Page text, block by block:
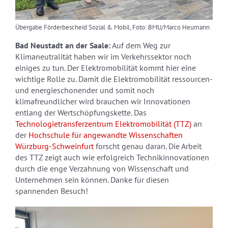
Übergabe Förderbescheid Sozial & Mobil, Foto: BMU/Marco Heumann
Bad Neustadt an der Saale:Auf dem Weg zur
Klimaneutralität haben wir im Verkehrssektor noch
einiges zu tun. Der Elektromobilität kommt hier eine
wichtige Rolle zu. Damit die Elektromobilität ressourcen-
und energieschonender und somit noch
klimafreundlicher wird brauchen wir Innovationen
entlang der Wertschöpfungskette. Das
Technologietransferzentrum Elektromobilität (TTZ) an
der Hochschule für angewandte Wissenschaften
Würzburg-Schweinfurtforscht genau daran. Die Arbeit
des TTZ zeigt auch wie erfolgreich Technikinnovationen
durch die enge Verzahnung von Wissenschaft und
Unternehmen sein können. Danke für diesen
spannenden Besuch!